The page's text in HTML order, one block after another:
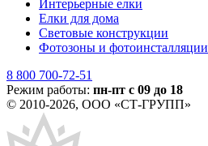
Интерьерные елки
Елки для дома
Световые конструкции
Фотозоны и фотоинсталляции
8 800 700-72-51
Режим работы: пн-пт с 09 до 18
© 2010-2026, ООО «СТ-ГРУПП»